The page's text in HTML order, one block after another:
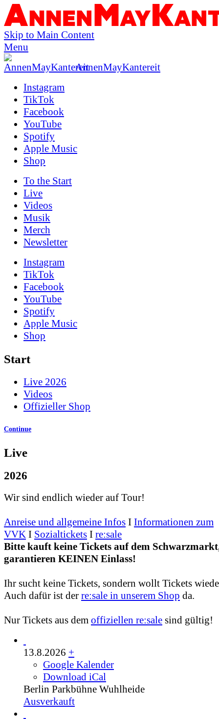
Skip to Main Content
Menu
AnnenMayKantereit
Instagram
TikTok
Facebook
YouTube
Spotify
Apple Music
Shop
To the Start
Live
Videos
Musik
Merch
News­letter
Instagram
TikTok
Facebook
YouTube
Spotify
Apple Music
Shop
Start
Live 2026
Videos
Offizieller Shop
Continue
Live
2026
Wir sind endlich wieder auf Tour!
Anreise und allgemeine Infos I Informationen zum
VVK I Sozialtickets I re:sale
Bitte kauft keine Tickets auf dem
garantieren KEINEN Einlass!
Ihr sucht keine Tickets, sondern wollt Tickets
Auch dafür ist der re:sale in unserem Shop da.
Nur Tickets aus dem offiziellen re:sale sind gültig!
13.8.2026 +
Google Kalender
Download iCal
Berlin Parkbühne Wuhlheide
Ausverkauft